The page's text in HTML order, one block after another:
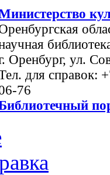
Оренбург, ул.
для справок:
76